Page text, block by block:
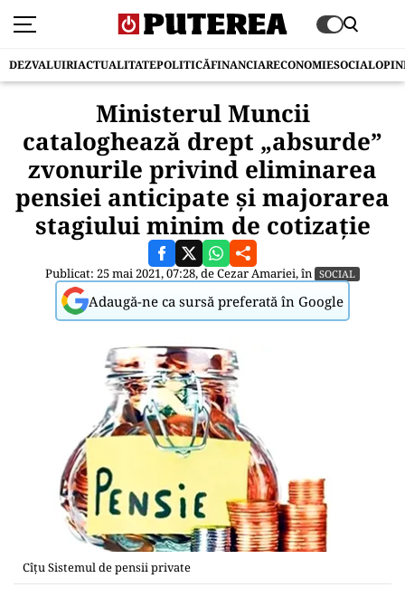
DEZVALUIRIACTUALITATEPOLITICĂFINANCIARECONOMIESOCIAL
Ministerul Muncii
cataloghează drept „absurde”
zvonurile privind eliminarea
pensiei anticipate și majorarea
stagiului minim de cotizație
Publicat: 25 mai 2021, 07:28, deCezar Amariei, în SOCIAL
Adaugă-ne ca sursă preferată în Google
Cîțu Sistemul de pensii private